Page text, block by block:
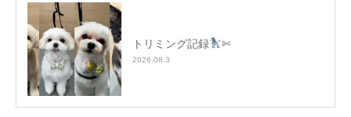
トリミング記録 ✄
2026.08.3